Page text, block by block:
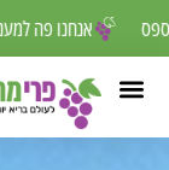
אנחנו לפספס